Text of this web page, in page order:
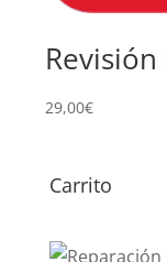
29,00€
Carrito